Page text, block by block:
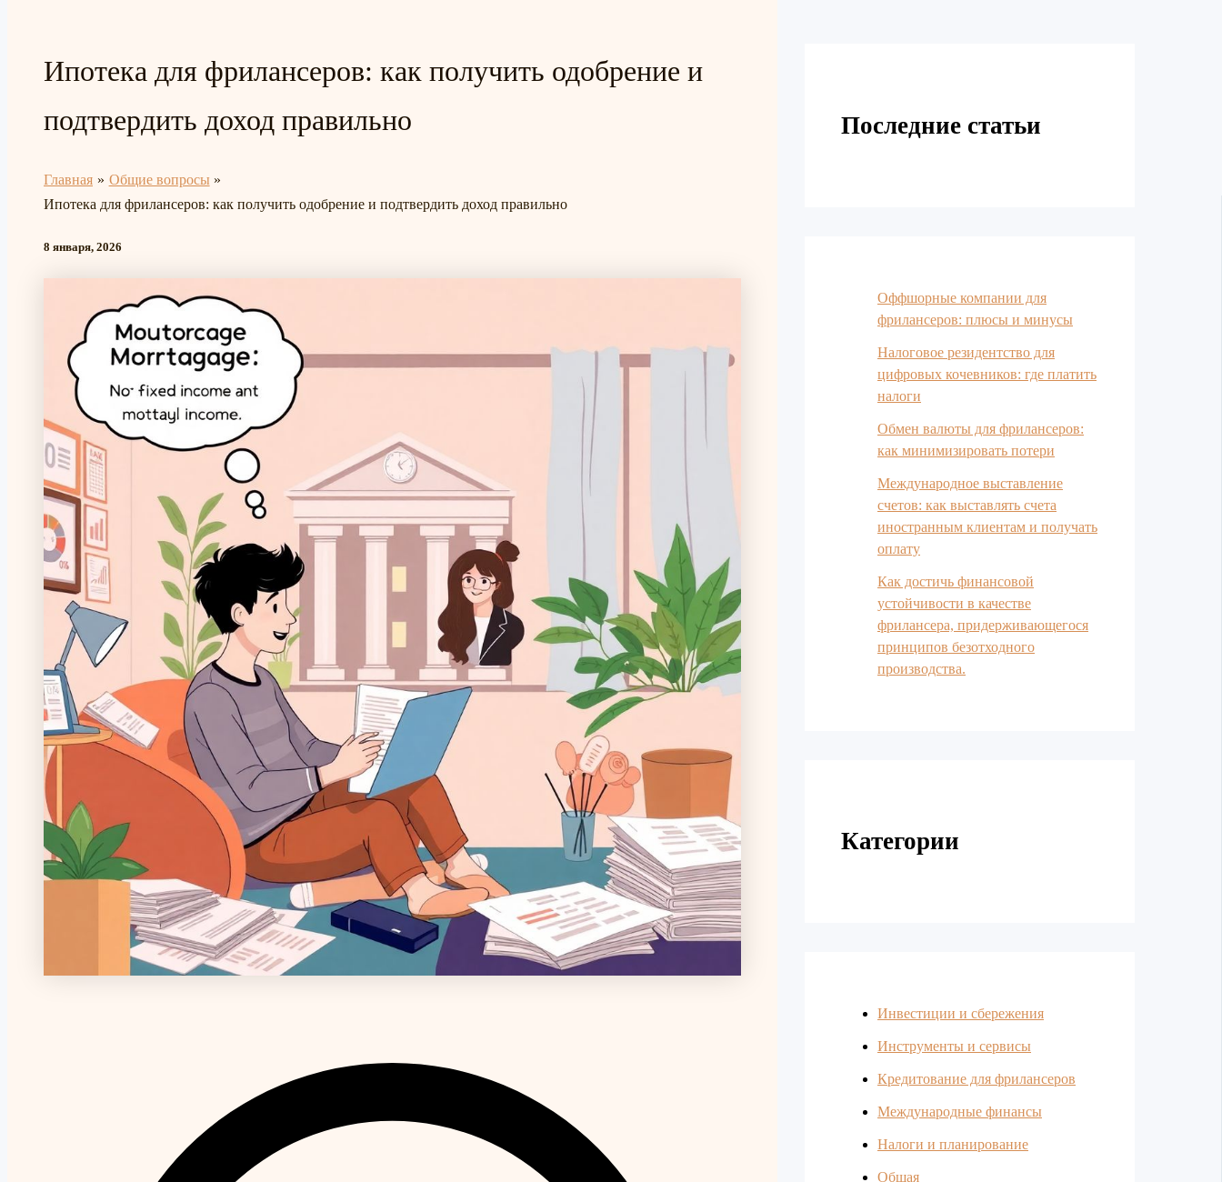
Ипотека для фрилансеров: как получить одобрение и
подтвердить доход правильно
Главная
Общие вопросы
Ипотека для фрилансеров: как получить одобрение и подтвердить доход правильно
8 января, 2026
Последние статьи
Оффшорные компании для
фрилансеров: плюсы и минусы
Налоговое резидентство для
цифровых кочевников: где платить
налоги
Обмен валюты для фрилансеров:
как минимизировать потери
Международное выставление
счетов: как выставлять счета
иностранным клиентам и получать
оплату
Как достичь финансовой
устойчивости в качестве
фрилансера, придерживающегося
принципов безотходного
производства.
Категории
Инвестиции и сбережения
Инструменты и сервисы
Кредитование для фрилансеров
Международные финансы
Налоги и планирование
Общая